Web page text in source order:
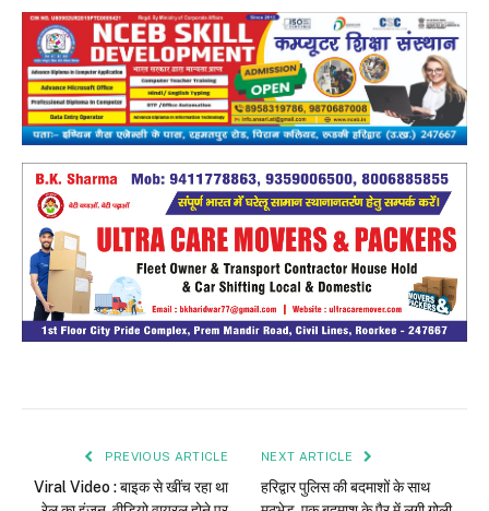
PREVIOUS ARTICLE
Viral Video : बाइक से खींच रहा था
NEXT ARTICLE
हरिद्वार पुलिस की बदमाशों के साथ